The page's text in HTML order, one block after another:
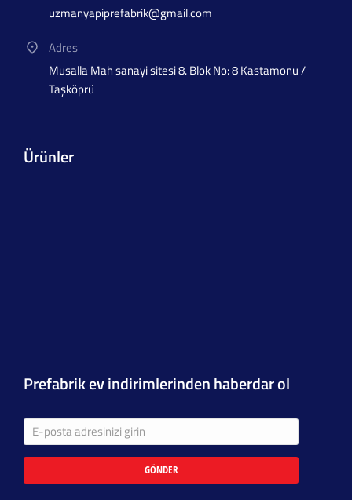
uzmanyapiprefabrik@gmail.com
Adres
Musalla Mah sanayi sitesi 8. Blok No: 8 Kastamonu /
Taşköprü
Ürünler
Prefabrik ev indirimlerinden haberdar ol
GÖNDER